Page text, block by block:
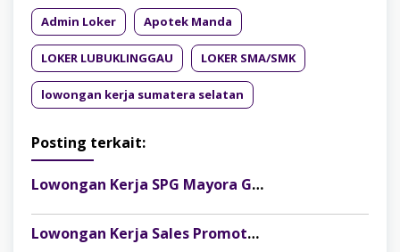
Admin Loker Apotek Manda
LOKER LUBUKLINGGAU LOKER SMA/SMK
lowongan kerja sumatera selatan
Posting terkait:
Lowongan Kerja SPG Mayora Group Palembang Terbaru 2026! Gaji, Benefit & Cara Daftar Lengkap
Lowongan Kerja Sales Promotor Telkomsel Palembang Terbaru 2026